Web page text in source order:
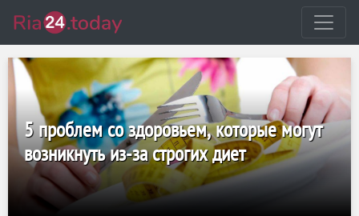
5 проблем со здоровьем, которые могут
возникнуть из-за строгих диет